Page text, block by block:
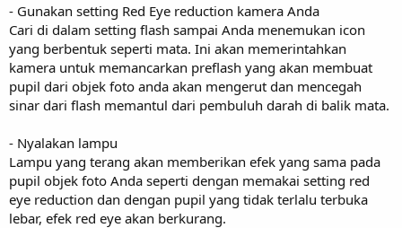
- Gunakan setting Red Eye reduction kamera Anda
Cari di dalam setting flash sampai Anda menemukan icon
yang berbentuk seperti mata. Ini akan memerintahkan
kamera untuk memancarkan preflash yang akan membuat
pupil dari objek foto anda akan mengerut dan mencegah
sinar dari flash memantul dari pembuluh darah di balik mata.
- Nyalakan lampu
Lampu yang terang akan memberikan efek yang sama pada
pupil objek foto Anda seperti dengan memakai setting red
eye reduction dan dengan pupil yang tidak terlalu terbuka
lebar, efek red eye akan berkurang.